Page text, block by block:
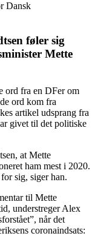
Dansk
føler sig
Mette
ord fra en DFer om
ord kom fra
artikel udsprang fra
givet til det politiske
at Mette
ham mest i 2020.
sig, siger han.
til Mette
understreger Alex
når det
coronaindsats: